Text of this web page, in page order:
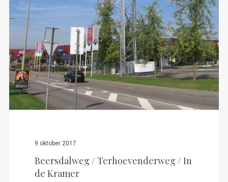
9 oktober 2017
Beersdalweg / Terhoevenderweg / In
de Kramer